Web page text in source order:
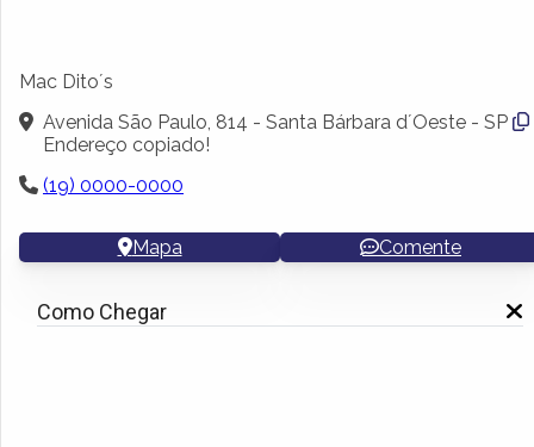
Mac Dito´s
Avenida São Paulo, 814 - Santa Bárbara d´Oeste - SP
Endereço copiado!
(19) 0000-0000
Mapa Comente
Como Chegar